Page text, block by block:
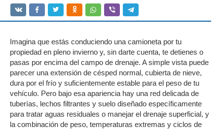
Imagina que estás conduciendo una camioneta por tu
propiedad en pleno invierno y, sin darte cuenta, te detienes o
pasas por encima del campo de drenaje. A simple vista puede
parecer una extensión de césped normal, cubierta de nieve,
dura por el frío y suficientemente estable para el peso de tu
vehículo. Pero bajo esa apariencia hay una red delicada de
tuberías, lechos filtrantes y suelo diseñado específicamente
para tratar aguas residuales o manejar el drenaje superficial, y
la combinación de peso, temperaturas extremas y ciclos de